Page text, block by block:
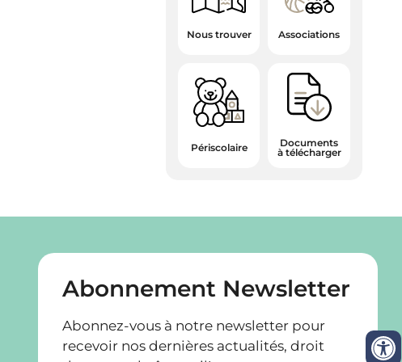
Nous trouver Associations
Périscolaire
Documents
à télécharger
Abonnement Newsletter
Abonnez-vous à notre newsletter pour
recevoir nos dernières actualités, droit